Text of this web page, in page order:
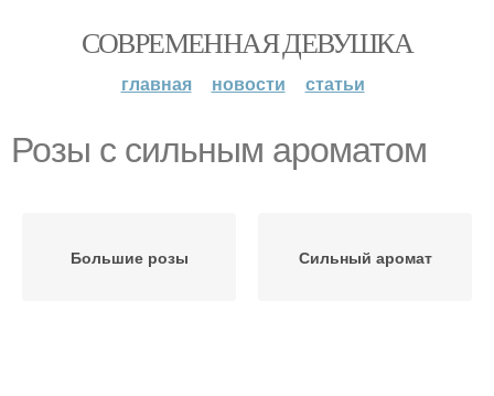
СОВРЕМЕННАЯ ДЕВУШКА
главная новости статьи
Розы с сильным ароматом
Большие розы Сильный аромат